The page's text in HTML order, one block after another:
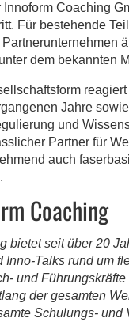
Innoform Coaching
Für bestehende
dem bekannten
Jahre
und
Partner für
auch
Coaching
bietet seit über 20
Inno-Talks rund um
und
der gesamten
Schulungs- und